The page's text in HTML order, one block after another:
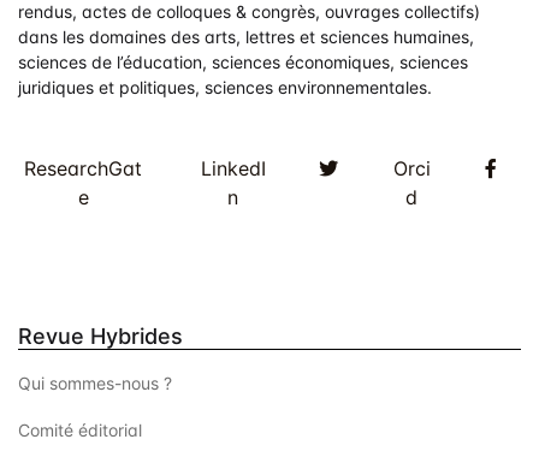
rendus, actes de colloques & congrès, ouvrages collectifs)
dans les domaines des arts, lettres et sciences humaines,
sciences de l’éducation, sciences économiques, sciences
juridiques et politiques, sciences environnementales.
ResearchGat
e
LinkedI
n
TwitterOrci
d
Revue Hybrides
Qui sommes-nous ?
Comité éditorial